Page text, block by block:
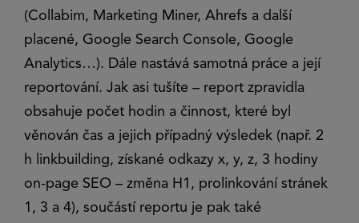
(Collabim, Marketing Miner, Ahrefs a další
placené, Google Search Console, Google
Analytics…). Dále nastává samotná práce a její
reportování. Jak asi tušíte – report zpravidla
obsahuje počet hodin a činnost, které byl
věnován čas a jejich případný výsledek (např. 2
h linkbuilding, získané odkazy x, y, z, 3 hodiny
on-page SEO – změna H1, prolinkování stránek
1, 3 a 4), součástí reportu je pak také